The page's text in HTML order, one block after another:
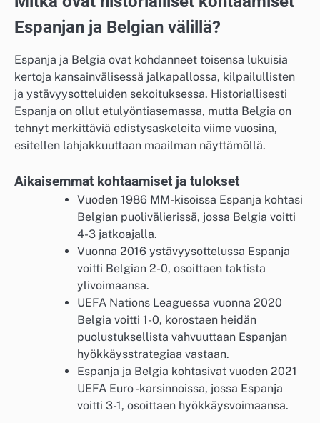
Espanjan ja Belgian välillä?
Espanja ja Belgia ovat kohdanneet toisensa lukuisia
kertoja kansainvälisessä jalkapallossa, kilpailullisten
ja ystävyysotteluiden sekoituksessa. Historiallisesti
Espanja on ollut etulyöntiasemassa, mutta Belgia on
tehnyt merkittäviä edistysaskeleita viime vuosina,
esitellen lahjakkuuttaan maailman näyttämöllä.
Aikaisemmat kohtaamiset ja tulokset
Vuoden 1986 MM-kisoissa Espanja kohtasi
Belgian puolivälierissä, jossa Belgia voitti
4-3 jatkoajalla.
Vuonna 2016 ystävyysottelussa Espanja
voitti Belgian 2-0, osoittaen taktista
ylivoimaansa.
UEFA Nations Leaguessa vuonna 2020
Belgia voitti 1-0, korostaen heidän
puolustuksellista vahvuuttaan Espanjan
hyökkäysstrategiaa vastaan.
Espanja ja Belgia kohtasivat vuoden 2021
UEFA Euro -karsinnoissa, jossa Espanja
voitti 3-1, osoittaen hyökkäysvoimaansa.